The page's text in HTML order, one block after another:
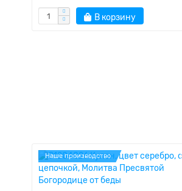
В корзину
Наше производство